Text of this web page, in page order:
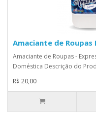
Amaciante de Roupas
Amaciante de Roupas -
Doméstica Descrição do
R$ 20,00